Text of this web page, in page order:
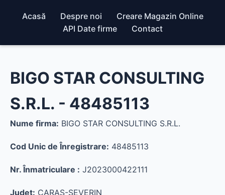
Acasă Despre noi
Creare Magazin Online
API Date firme
Contact
BIGO STAR CONSULTING
S.R.L. - 48485113
Nume firma: BIGO STAR CONSULTING S.R.L.
Cod Unic de Înregistrare: 48485113
Nr. Înmatriculare : J2023000422111
Judet: CARAŞ-SEVERIN